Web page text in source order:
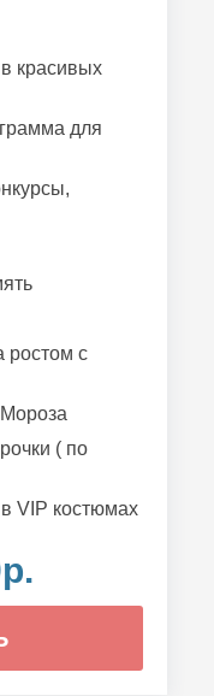
красивых
для
ростом с
( по
VIP костюмах